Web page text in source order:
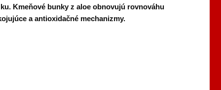
Kmeňové bunky z aloe obnovujú rovnováhu
a antioxidačné mechanizmy.